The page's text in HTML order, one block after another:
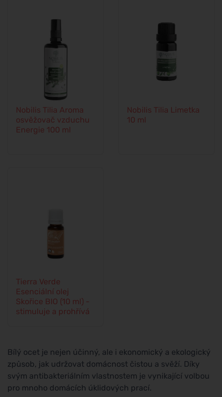
Nobilis Tilia Aroma
osvěžovač vzduchu
Energie 100 ml
Nobilis Tilia Limetka
10 ml
Tierra Verde
Esenciální olej
Skořice BIO (10 ml) -
stimuluje a prohřívá
Bílý ocet je nejen účinný, ale i ekonomický a ekologický
způsob, jak udržovat domácnost čistou a svěží. Díky
svým antibakteriálním vlastnostem je vynikající volbou
pro mnoho domácích úklidových prací.